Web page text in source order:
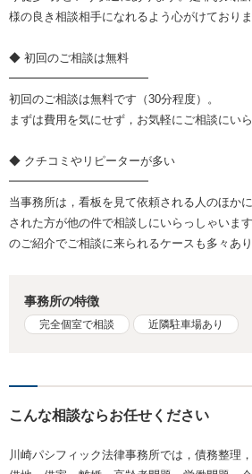
様の良き相談相手になれるよう心がけておりま
◆ 初回のご相談は無料
━━━━━━━━━━━━
初回のご相談は無料です（30分程度）。
まずは費用を気にせず，お気軽にご相談にいら
◆ クチコミやリピーターが多い
━━━━━━━━━━━━
当事務所は，看板を見て依頼される人のほか
された方が他の件で相談しにいらっしゃいま
のご紹介でご相談に来られるケースも多々あり
事務所の特徴
完全個室で相談 近隣駐車場あり
こんな相談ならお任せください
川崎パシフィック法律事務所では，債務整理